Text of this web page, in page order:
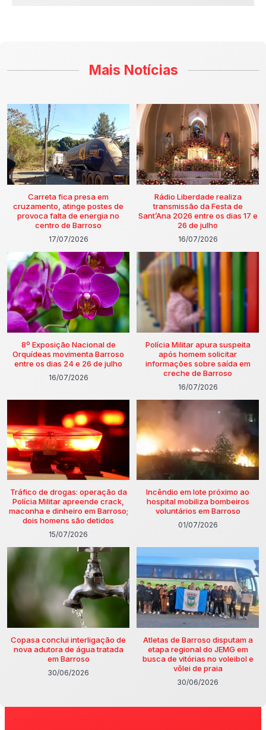
Mais Notícias
Carreta fica presa em
cruzamento, atinge postes de
provoca falta de energia no
centro de Barroso
17/07/2026
Rádio Liberdade realiza
transmissão da Festa de
Sant’Ana 2026 entre os dias 17 e
26 de julho
16/07/2026
8º Exposição Nacional de
Orquídeas movimenta Barroso
entre os dias 24 e 26 de julho
16/07/2026
Polícia Militar apura suspeita
após homem solicitar
informações sobre saída em
creche de Barroso
16/07/2026
Tráfico de drogas: operação da
Polícia Militar apreende crack,
maconha e dinheiro em Barroso;
dois homens são detidos
15/07/2026
Incêndio em lote próximo ao
hospital mobiliza bombeiros
voluntários em Barroso
01/07/2026
Copasa conclui interligação de
nova adutora de água tratada
em Barroso
30/06/2026
Atletas de Barroso disputam a
etapa regional do JEMG em
busca de vitórias no voleibol e
vôlei de praia
30/06/2026